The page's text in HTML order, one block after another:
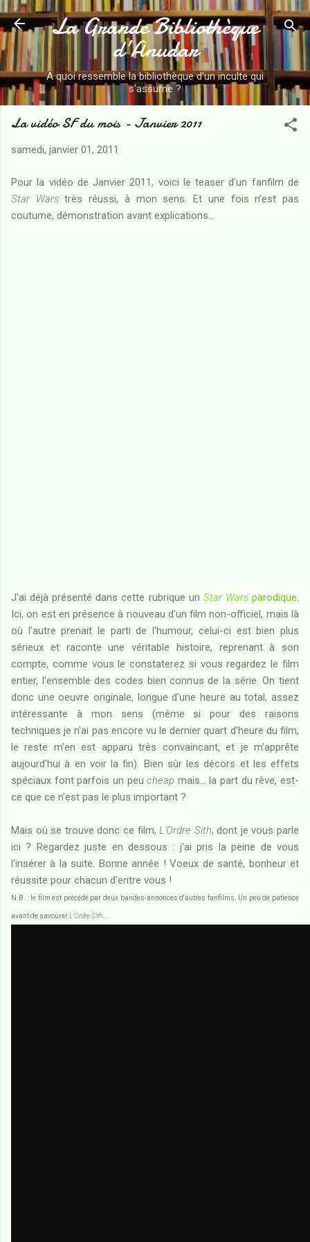
Accéder au contenu principal
La Grande Bibliothèque
d’Anudar
A quoi ressemble la bibliothèque d'un inculte qui
s'assume ?
La vidéo SF du mois - Janvier 2011
samedi, janvier 01, 2011
Pour la vidéo de Janvier 2011, voici le teaser d'un fanfilm de
Star Warstrès réussi, à mon sens. Et une fois n'est pas
coutume, démonstration avant explications...
J'ai déjà présenté dans cette rubrique un Star Warsparodique
Ici, on est en présence à nouveau d'un film non-officiel, mais là
où l'autre prenait le parti de l'humour, celui-ci est bien plus
sérieux et raconte une véritable histoire, reprenant à son
compte, comme vous le constaterez si vous regardez le film
entier, l'ensemble des codes bien connus de la série. On tient
donc une oeuvre originale, longue d'une heure au total, assez
intéressante à mon sens (même si pour des raisons
techniques je n'ai pas encore vu le dernier quart d'heure du film,
le reste m'en est apparu très convaincant, et je m'apprête
aujourd'hui à en voir la fin). Bien sûr les décors et les effets
spéciaux font parfois un peucheap mais... la part du rêve, est-
ce que ce n'est pas le plus important ?
Mais où se trouve donc ce film,L'Ordre Sith, dont je vous parle
ici ? Regardez juste en dessous : j'ai pris la peine de vous
l'insérer à la suite. Bonne année ! Voeux de santé, bonheur et
réussite pour chacun d'entre vous !
N.B. : le film est précédé par deux bandes-annonces d'autres fanfilms. Un peu de patience
avant de savourerL'Ordre Sith